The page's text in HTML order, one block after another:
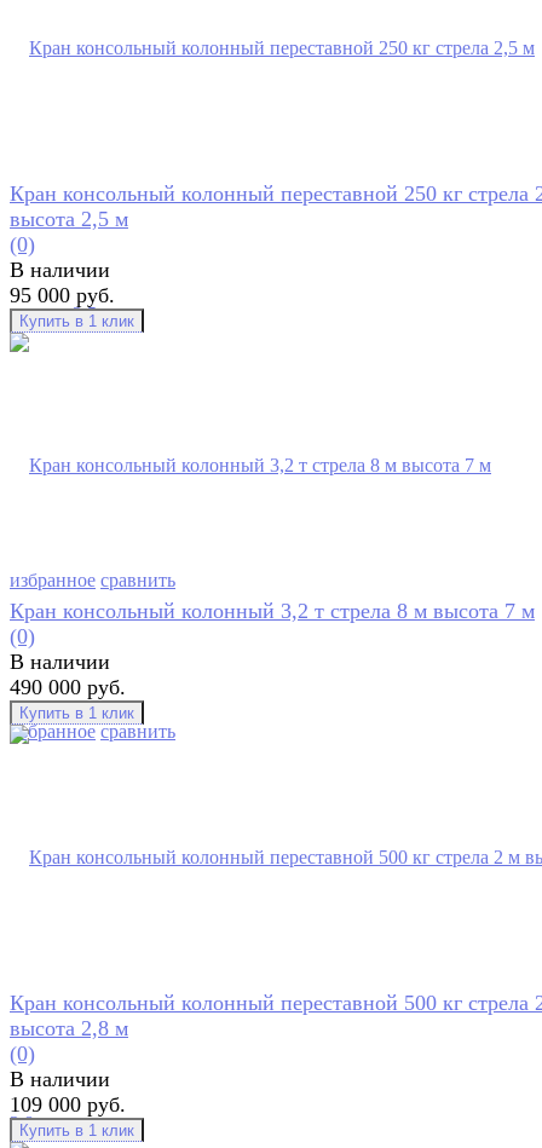
избранное сравнить
Кран консольный колонный переставной 250 кг стрела
высота 2,5 м
(0)
В наличии
95 000 руб.
избранное сравнить
Кран консольный колонный 3,2 т стрела 8 м высота 7 м
(0)
В наличии
490 000 руб.
Кран консольный колонный переставной 500 кг стрела
высота 2,8 м
(0)
В наличии
109 000 руб.